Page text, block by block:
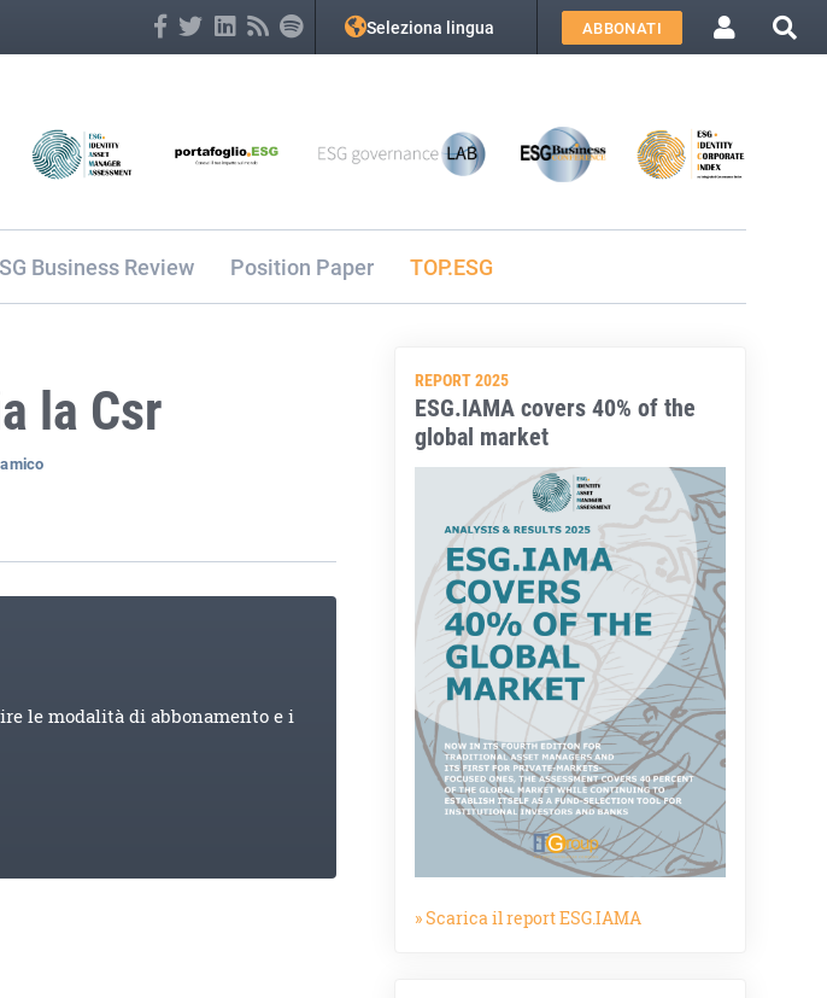
Seleziona lingua ABBONATI
Business Review Position Paper TOP.ESG
la Csr
le modalità di abbonamento e i
REPORT 2025
ESG.IAMA covers 40% of the
global market
» Scarica il report ESG.IAMA